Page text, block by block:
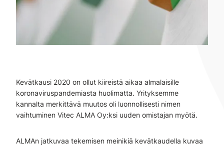
Kevätkausi 2020 on ollut kiireistä aikaa almalaisille
koronaviruspandemiasta huolimatta. Yrityksemme
kannalta merkittävä muutos oli luonnollisesti nimen
vaihtuminen Vitec ALMA Oy:ksi uuden omistajan myötä.
ALMAn jatkuvaa tekemisen meinikiä kevätkaudella kuvaa